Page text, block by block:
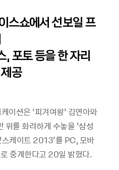
스쇼에서 선보일 프
포토 등을 한 자리
공
션은 ‘피겨여왕’ 김연아와
위를 화려하게 수놓을 '삼성
케이트 2013'를 PC, 모바
중계한다고 20일 밝혔다.